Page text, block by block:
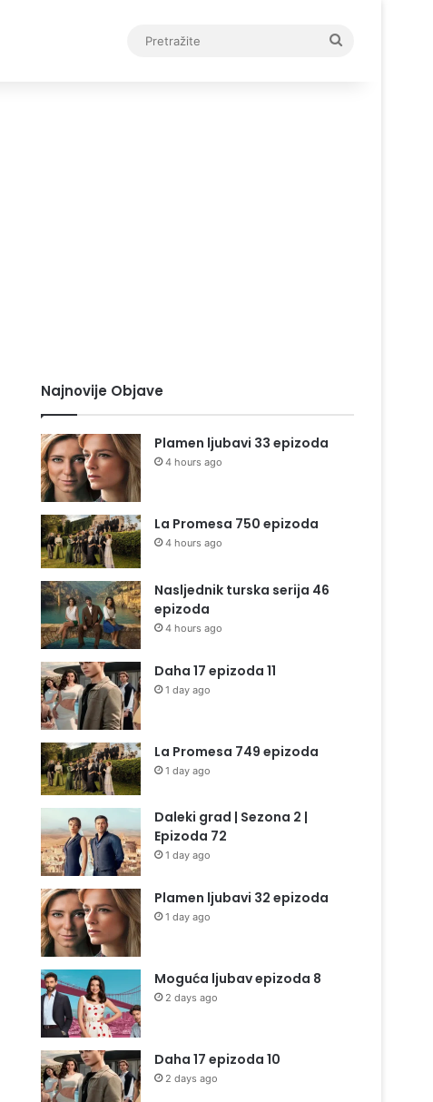
Najnovije Objave
Plamen ljubavi 33 epizoda
4 hours ago
La Promesa 750 epizoda
4 hours ago
Nasljednik turska serija 46
epizoda
4 hours ago
Daha 17 epizoda 11
1 day ago
La Promesa 749 epizoda
1 day ago
Daleki grad | Sezona 2 |
Epizoda 72
1 day ago
Plamen ljubavi 32 epizoda
1 day ago
Moguća ljubav epizoda 8
2 days ago
Daha 17 epizoda 10
2 days ago